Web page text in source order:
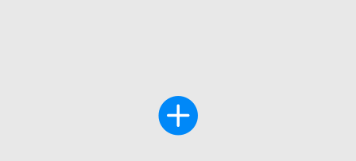
Max 的新默认模型，并成为